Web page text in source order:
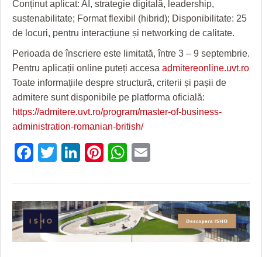
Conținut aplicat: AI, strategie digitală, leadership,
sustenabilitate; Format flexibil (hibrid); Disponibilitate: 25
de locuri, pentru interacțiune și networking de calitate.
Perioada de înscriere este limitată, între 3 – 9 septembrie.
Pentru aplicații online puteți accesa admitereonline.uvt.ro
Toate informațiile despre structură, criterii și pașii de
admitere sunt disponibile pe platforma oficială:
https://admitere.uvt.ro/program/master-of-business-
administration-romanian-british/
Facebook
Twitter
LinkedIn
Pinterest
WhatsApp